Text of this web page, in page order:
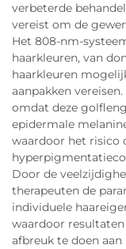
verbeterde
vereist om de
Het 808-nm-
haarkleuren, van
haarkleuren
aanpakken
omdat deze
epidermale
waardoor het risico
Door de
therapeuten de
individuele
waardoor
afbreuk te doen